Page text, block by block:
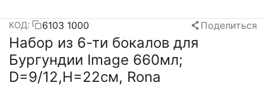
КОД: 6103 1000 Поделиться
Набор из 6-ти бокалов для
Бургундии Image 660мл;
D=9/12,H=22см, Rona